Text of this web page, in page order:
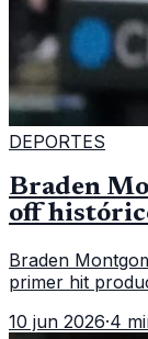
DEPORTES
Braden
off
Braden
primer hit
caso de este
10 jun 2026·4